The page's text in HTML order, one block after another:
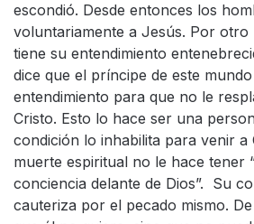
escondió. Desde entonces los
voluntariamente a Jesús. Por otro
tiene su entendimiento
dice que el príncipe de este
entendimiento para que no le
Cristo. Esto lo hace ser una
condición lo inhabilita para venir a
muerte espiritual no le hace tener
conciencia delante de Dios”. Su
cauteriza por el pecado mismo.